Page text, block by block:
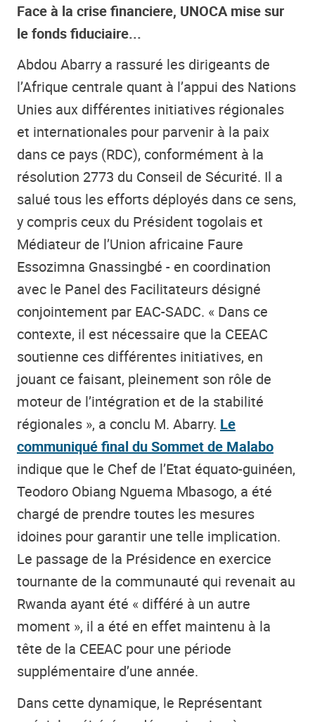
Face à la crise financiere, UNOCA mise sur
le fonds fiduciaire...
Abdou Abarry a rassuré les dirigeants de
l’Afrique centrale quant à l’appui des Nations
Unies aux différentes initiatives régionales
et internationales pour parvenir à la paix
dans ce pays (RDC), conformément à la
résolution 2773 du Conseil de Sécurité. Il a
salué tous les efforts déployés dans ce sens,
y compris ceux du Président togolais et
Médiateur de l’Union africaine Faure
Essozimna Gnassingbé - en coordination
avec le Panel des Facilitateurs désigné
conjointement par EAC-SADC. « Dans ce
contexte, il est nécessaire que la CEEAC
soutienne ces différentes initiatives, en
jouant ce faisant, pleinement son rôle de
moteur de l’intégration et de la stabilité
régionales », a conclu M. Abarry. Le
communiqué final du Sommet de Malabo
indique que le Chef de l’Etat équato-guinéen,
Teodoro Obiang Nguema Mbasogo, a été
chargé de prendre toutes les mesures
idoines pour garantir une telle implication.
Le passage de la Présidence en exercice
tournante de la communauté qui revenait au
Rwanda ayant été « différé à un autre
moment », il a été en effet maintenu à la
tête de la CEEAC pour une période
supplémentaire d’une année.
Dans cette dynamique, le Représentant